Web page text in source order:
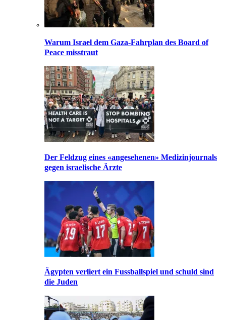
Warum Israel dem Gaza-Fahrplan des Board of
Peace misstraut
Der Feldzug eines «angesehenen» Medizinjournals
gegen israelische Ärzte
Ägypten verliert ein Fussballspiel und schuld sind
die Juden